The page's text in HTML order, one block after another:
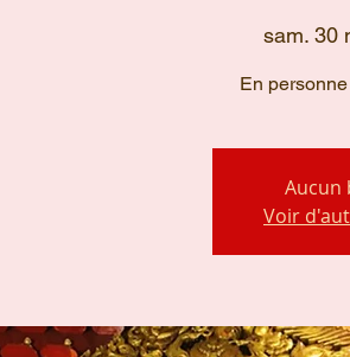
sam. 30
En
Aucun
Voir